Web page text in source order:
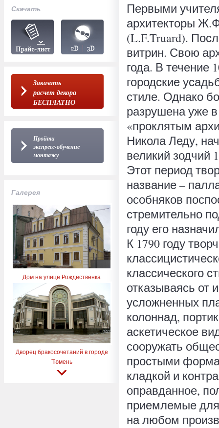
Скачать
Заказать
расчет декора
БЕСПЛАТНО
Пройти
экспресс-обучение
монтажу
Галерея
Дом на улице Рождественка
Дворец бракосочетаний в городе
Тюмень
Первыми
архитекторы
(L.F.Truard).
витрин. Свою
года. В течение
городские
стиле. Однако
разрушена уже
«проклятым
Никола Леду,
великий зодчий
Этот период
название –
особняков
стремительно
году его
К 1790 году
классического
отказываясь от
усложненных
колоннад,
аскетическое
сооружать
простыми
кладкой и
оправданное,
приемлемые для
на любом